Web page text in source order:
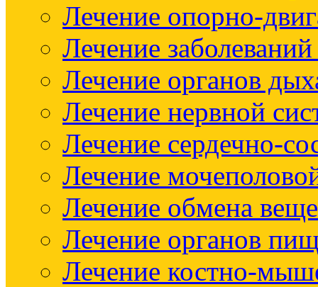
Лечение опорно-
Лечение
Лечение органов
Лечение нервной
Лечение сердечно-
Лечение
Лечение обмена
Лечение органов
Лечение костно-